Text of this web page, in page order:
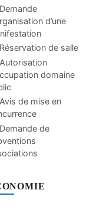
Demande
d’une
Réservation de salle
Autorisation
domaine
Avis de mise en
Demande de